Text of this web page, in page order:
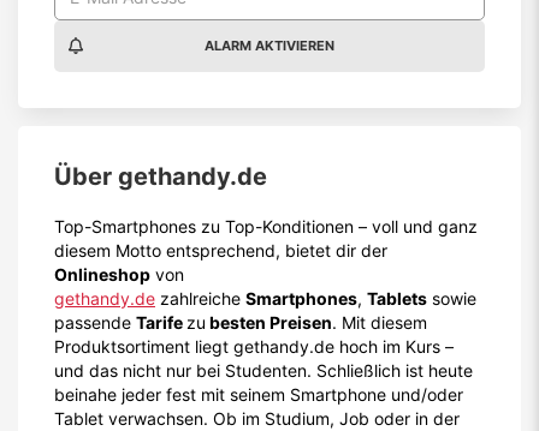
ALARM AKTIVIEREN
Über gethandy.de
Top-Smartphones zu Top-Konditionen – voll und ganz
diesem Motto entsprechend, bietet dir der
Onlineshop von
gethandy.de zahlreiche Smartphones, Tablets sowie
passende Tarife zu besten Preisen. Mit diesem
Produktsortiment liegt gethandy.de hoch im Kurs –
und das nicht nur bei Studenten. Schließlich ist heute
beinahe jeder fest mit seinem Smartphone und/oder
Tablet verwachsen. Ob im Studium, Job oder in der